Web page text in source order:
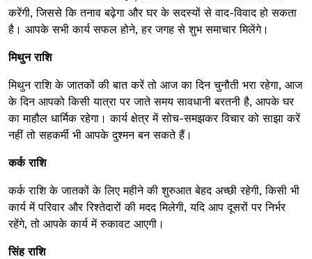
करेंगी, जिससे कि तनाव बढ़ेगा और घर के सदस्यों से वाद-विवाद हो सकता
है। आपके सभी कार्य सफल होने, हर जगह से शुभ समाचार मिलेंगे।
मिथुन राशि
मिथुन राशि के जातकों की बात करें तो आज का दिन चुनौती भरा रहेगा, आज
के दिन आपको किसी यात्रा पर जाते समय सावधानी बरतनी है, आपके घर
का माहौल धार्मिक रहेगा। कार्य क्षेत्र में सोच-समझकर विचार को साझा करें
नहीं तो सहकर्मी भी आपके दुश्मन बन सकते हैं।
कर्क राशि
कर्क राशि के जातकों के लिए महीने की शुरुआत बेहद अच्छी रहेगी, किसी भी
कार्य में परिवार और रिश्तेदारों की मदद मिलेगी, यदि आप दूसरों पर निर्भर
रहेंगे, तो आपके कार्य में रुकावट आएगी।
सिंह राशि